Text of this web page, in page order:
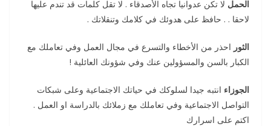
الحمل لا تكن عدوانيا تجاه الأصدقاء . لا تقل كلمات قد تندم عليها
لاحقا . . حافظ على هدوئك في كلامك وتنقلاتك .
الثور احذر من الأخطاء والتسرع في مجال العمل وفي تعاملك مع
الكبار بالسن والمسؤولين عنك وفي شؤونك العائلية !
الجوزاء انتبه جيدا لسلوكك في حياتك الاجتماعية وعلى شبكات
التواصل الاجتماعية وفي تعاملك مع زملائك بالدراسة او العمل .
اكتم على اسرارك